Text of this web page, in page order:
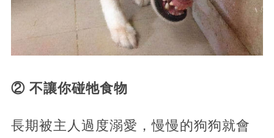
② 不讓你碰牠食物
長期被主人過度溺愛，慢慢的狗狗就會